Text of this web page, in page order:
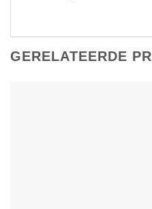
GERELATEERDE